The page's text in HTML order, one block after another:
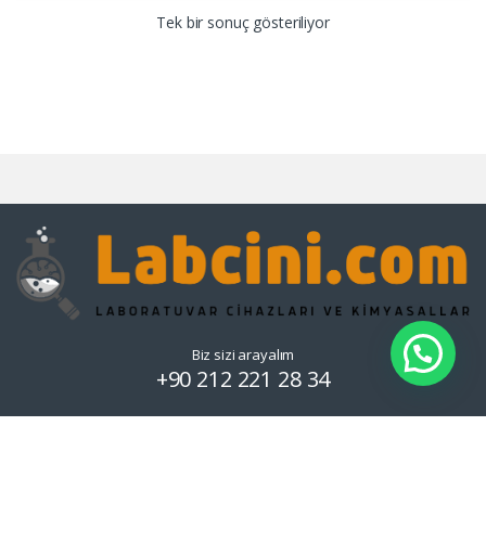
Tek bir sonuç gösteriliyor
Biz sizi arayalım
+90 212 221 28 34